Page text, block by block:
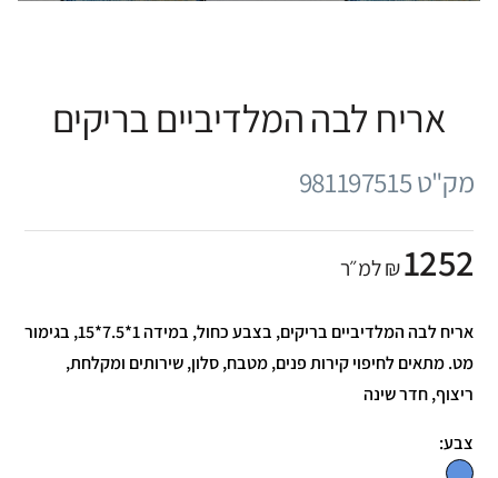
אריח לבה המלדיביים בריקים
מק"ט 981197515
1252₪ למ״ר
אריח לבה המלדיביים בריקים, בצבע כחול, במידה 1*7.5*15, בגימור
מט. מתאים לחיפוי קירות פנים, מטבח, סלון, שירותים ומקלחת,
ריצוף, חדר שינה
צבע: